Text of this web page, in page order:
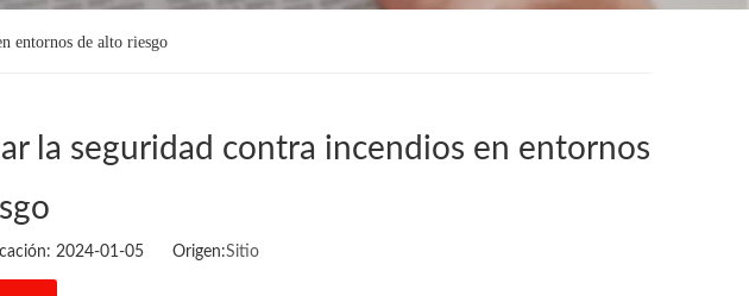
entornos de alto riesgo
la seguridad contra incendios en entornos
2024-01-05 Origen:Sitio